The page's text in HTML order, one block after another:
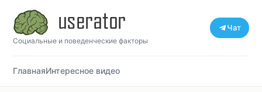
Социальные и поведенческие факторы
Чат
ГлавнаяИнтересное видео